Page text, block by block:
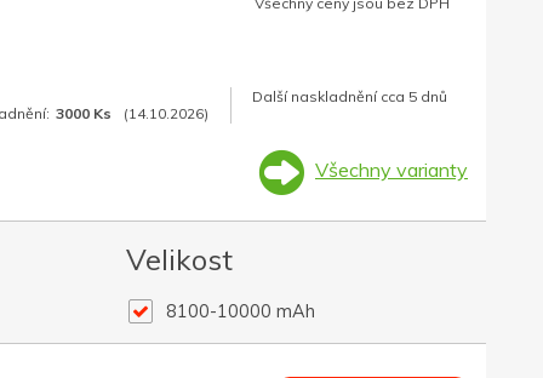
3000 Ks (14.10.2026)
Další naskladnění cca 5 dnů
Všechny varianty
Velikost
8100-10000 mAh